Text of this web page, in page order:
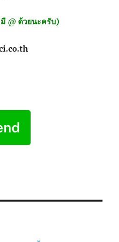
@ ด้วยนะครับ)